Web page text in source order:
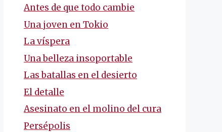
Antes de que todo cambie
Una joven en Tokio
La víspera
Una belleza insoportable
Las batallas en el desierto
El detalle
Asesinato en el molino del cura
Persépolis